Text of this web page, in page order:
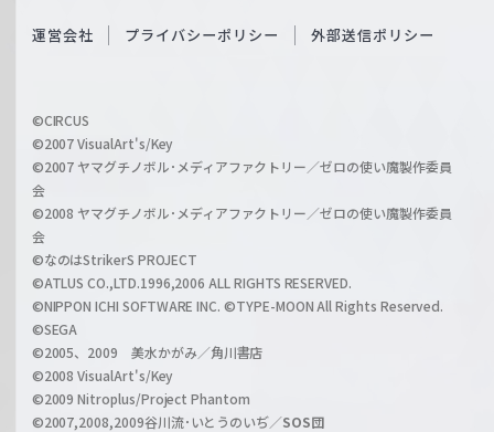
c
a
r
z
O
i
l
h
a
n
l
運営会社 プライバシーポリシー 外部送信ポリシー
©CIRCUS
©2007 VisualArt's/Key
©2007 ヤマグチノボル･メディアファクトリー／ゼロの使い魔製作委員
会
©2008 ヤマグチノボル･メディアファクトリー／ゼロの使い魔製作委員
会
©なのはStrikerS PROJECT
©ATLUS CO.,LTD.1996,2006 ALL RIGHTS RESERVED.
©NIPPON ICHI SOFTWARE INC. ©TYPE-MOON All Rights Reserved.
©SEGA
©2005、2009 美水かがみ／角川書店
©2008 VisualArt's/Key
©2009 Nitroplus/Project Phantom
©2007,2008,2009谷川流･いとうのいぢ／SOS団